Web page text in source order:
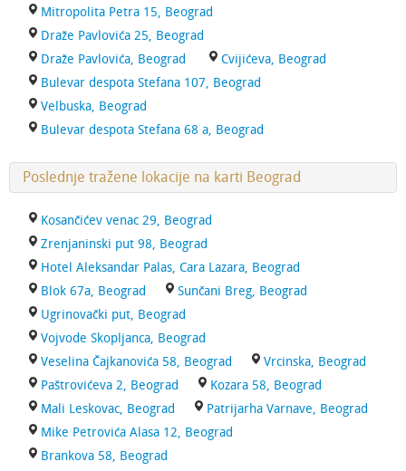
Mitropolita Petra 15, Beograd
Draže Pavlovića 25, Beograd
Draže Pavlovića, Beograd
Cvijićeva, Beograd
Bulevar despota Stefana 107, Beograd
Velbuska, Beograd
Bulevar despota Stefana 68 a, Beograd
Poslednje tražene lokacije na karti Beograd
Kosančićev venac 29, Beograd
Zrenjaninski put 98, Beograd
Hotel Aleksandar Palas, Cara Lazara, Beograd
Blok 67a, Beograd
Sunčani Breg, Beograd
Ugrinovački put, Beograd
Vojvode Skopljanca, Beograd
Veselina Čajkanovića 58, Beograd
Vrcinska, Beograd
Paštrovićeva 2, Beograd
Kozara 58, Beograd
Mali Leskovac, Beograd
Patrijarha Varnave, Beograd
Mike Petrovića Alasa 12, Beograd
Brankova 58, Beograd